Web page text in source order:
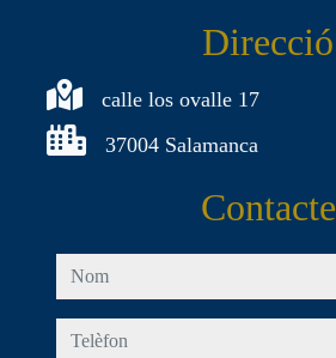
Direcció
calle los ovalle 17
37004 Salamanca
Contacte
nom
telèfon